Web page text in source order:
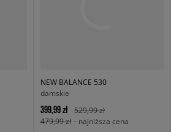
NEW BALANCE 530
damskie
399,99 zł
529,99 zł
479,99 zł - najniższa cena